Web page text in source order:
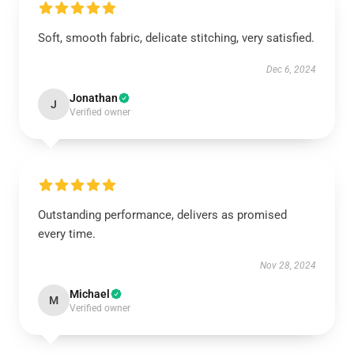
Soft, smooth fabric, delicate stitching, very satisfied.
Dec 6, 2024
J Jonathan
Verified owner
Outstanding performance, delivers as promised
every time.
Nov 28, 2024
M Michael
Verified owner